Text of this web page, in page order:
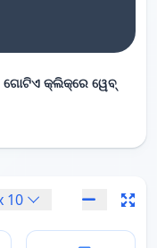
ଗୋଟିଏ କ୍ଲିକ୍‌ରେ ୱେବ୍
10